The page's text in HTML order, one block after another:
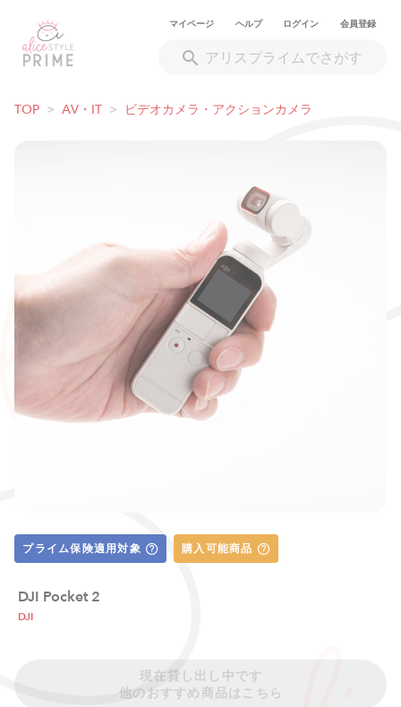
マイページ ヘルプ ログイン 会員登録
TOP > AV・IT > ビデオカメラ・アクションカメラ
プライム保険適用対象 購入可能商品
DJI Pocket 2
DJI
現在貸し出し中です
他のおすすめ商品はこちら